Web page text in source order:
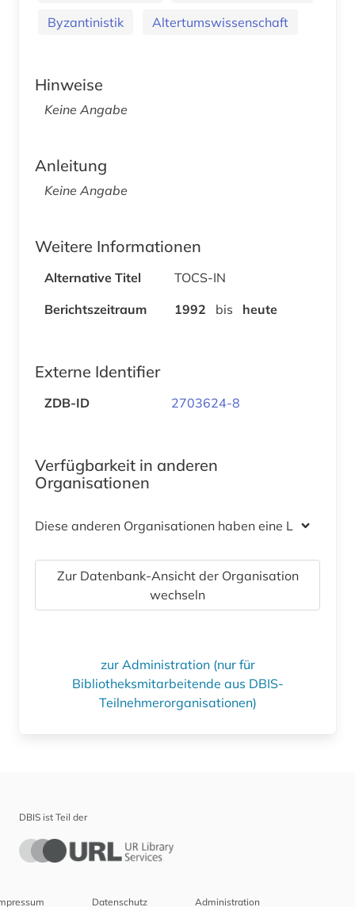
Byzantinistik
Altertumswissenschaft
Hinweise
Keine Angabe
Anleitung
Keine Angabe
Weitere Informationen
Alternative Titel
TOCS-IN
Berichtszeitraum
1992 bis heute
Externe Identifier
ZDB-ID 2703624-8
Verfügbarkeit in anderen
Organisationen
Diese anderen Organisationen haben eine Lizenz
Zur Datenbank-Ansicht der Organisation
wechseln
zur Administration (nur für
Bibliotheksmitarbeitende aus DBIS-
Teilnehmerorganisationen)
DBIS ist Teil der
Datenschutz Administration